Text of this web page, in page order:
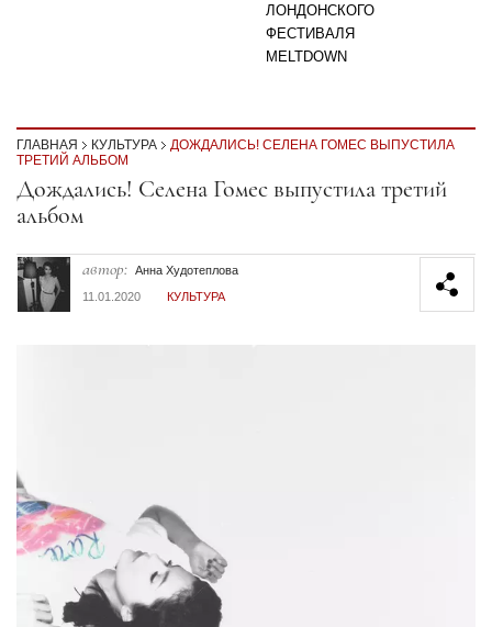
ЛОНДОНСКОГО
ФЕСТИВАЛЯ
MELTDOWN
ГЛАВНАЯ КУЛЬТУРА
ДОЖДАЛИСЬ! СЕЛЕНА ГОМЕС ВЫПУСТИЛА
ТРЕТИЙ АЛЬБОМ
Секция статей
Дождались! Селена Гомес выпустила третий
альбом
автор: Анна Худотеплова
11.01.2020
КУЛЬТУРА